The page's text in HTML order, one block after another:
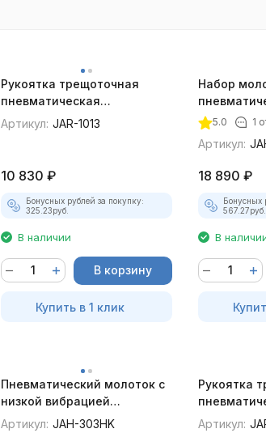
Рукоятка трещоточная
пневматическая
укороченная Jonnesway
JAR-1013 3/8"DR
Артикул: JAR-1013
10 830 ₽
Бонусных рублей за покупку:
325.23руб.
В наличии
В корзину
Купить в 1 клик
Набор
JAH-
5.0 1
Артикул:
18 890 ₽
Бонусных
567.27руб.
В
Пневматический молоток с
низкой вибрацией
Jonnesway JAH-303HK
Артикул: JAH-303HK
Рукоятка
JAR-6309A
Артикул: